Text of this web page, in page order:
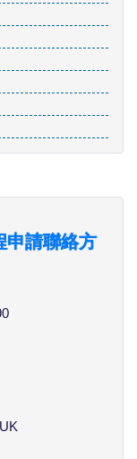
申請聯絡方